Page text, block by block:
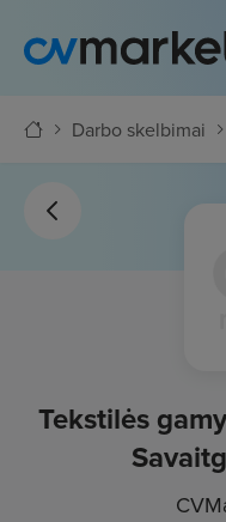
Darbo skelbimai
Tekstilės